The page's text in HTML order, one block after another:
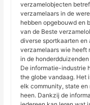
verzamelobjecten
verzamelaars in de
hebben opgebouwd en
van de Beste
diverse sportkaarten en
verzamelaars wie heeft
in de
De informatie-industrie
the globe vandaag. Het
elk community, state en
heen. Dankzij de